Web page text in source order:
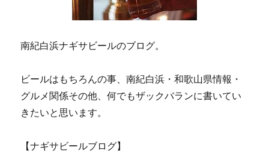
南紀白浜ナギサビールのブログ。
ビールはもちろんの事、南紀白浜・和歌山県情報・
グルメ関係その他、何でもザックバランに書いてい
きたいと思います。
【ナギサビールブログ】